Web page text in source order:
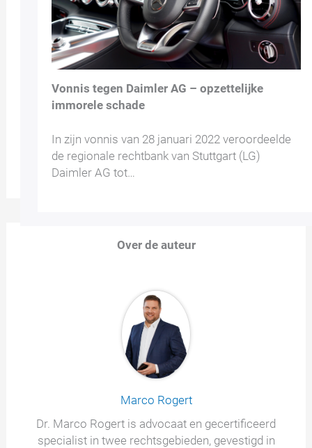
Vonnis tegen Daimler AG – opzettelijke
immorele schade
In zijn vonnis van 28 januari 2022 veroordeelde
de regionale rechtbank van Stuttgart (LG)
Daimler AG tot…
Over de auteur
Marco Rogert
Dr. Marco Rogert is advocaat en gecertificeerd
specialist in twee rechtsgebieden, gevestigd in